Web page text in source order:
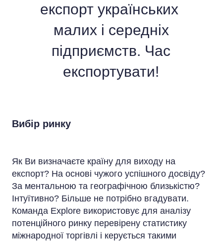
експорт українських
малих і середніх
підприємств. Час
експортувати!
Вибір ринку
Як Ви визначаєте країну для виходу на
експорт? На основі чужого успішного досвіду?
За ментальною та географічною близькістю?
Інтуїтивно? Більше не потрібно вгадувати.
Команда Explore використовує для аналізу
потенційного ринку перевірену статистику
міжнародної торгівлі і керується такими